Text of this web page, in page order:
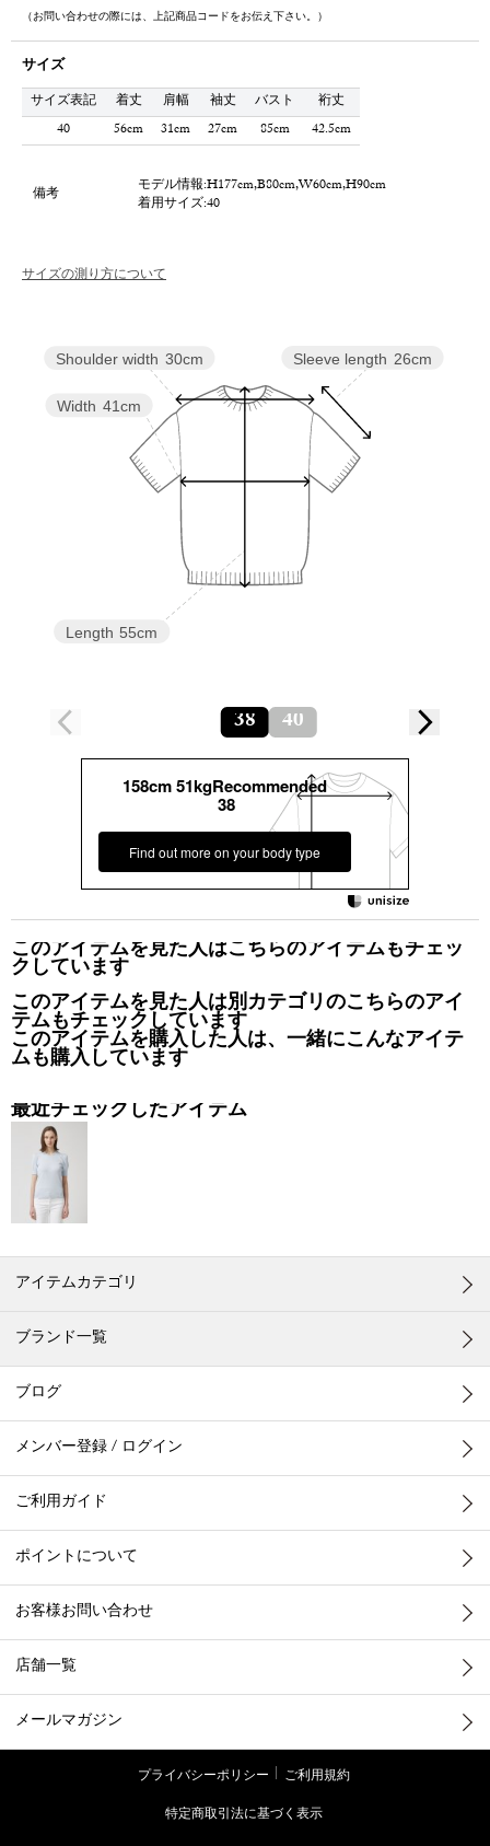
（お問い合わせの際には、上記商品コードをお伝え下さい。）
サイズ
サイズ表記 着丈 肩幅 袖丈 バスト
裄丈
40
56cm 31cm 27cm 85cm 42.5cm
備考
モデル情報:H177cm,B80cm,W60cm,H90cm
着用サイズ:40
サイズの測り方について
Sleeve length 26cm
Length 55cm
Width 41cm
Shoulder width 30cm
38 40
158cm 51kgRecommended
38
Find out more on your body type
このアイテムを見た人はこちらのアイテムもチェッ
クしています
このアイテムを見た人は別カテゴリのこちらのアイ
テムもチェックしています
このアイテムを購入した人は、一緒にこんなアイテ
ムも購入しています
最近チェックしたアイテム
アイテムカテゴリ
ブランド一覧
ブログ
メンバー登録 / ログイン
ご利用ガイド
ポイントについて
お客様お問い合わせ
店舗一覧
メールマガジン
プライバシーポリシー
ご利用規約
特定商取引法に基づく表示